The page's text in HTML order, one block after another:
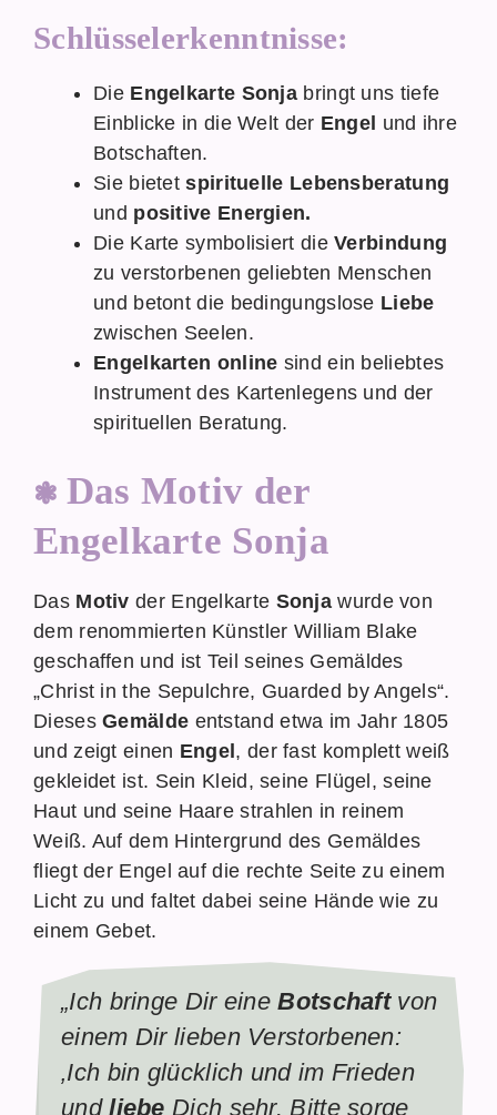
Schlüsselerkenntnisse:
Die Engelkarte Sonja bringt uns tiefe
Einblicke in die Welt der Engel und ihre
Botschaften.
Sie bietetspirituelle Lebensberatung
und positive Energien.
Die Karte symbolisiert dieVerbindung
zu verstorbenen geliebten Menschen
und betont die bedingungslose Liebe
zwischen Seelen.
Engelkarten online sind ein beliebtes
Instrument des Kartenlegens und der
spirituellen Beratung.
Das Motiv der
Engelkarte Sonja
Das Motiv der Engelkarte Sonja wurde von
dem renommierten Künstler William Blake
geschaffen und ist Teil seines Gemäldes
„Christ in the Sepulchre, Guarded by Angels“.
DiesesGemälde entstand etwa im Jahr 1805
und zeigt einen Engel, der fast komplett weiß
gekleidet ist. Sein Kleid, seine Flügel, seine
Haut und seine Haare strahlen in reinem
Weiß. Auf dem Hintergrund des Gemäldes
fliegt der Engel auf die rechte Seite zu einem
Licht zu und faltet dabei seine Hände wie zu
einem Gebet.
„Ich bringe Dir eineBotschaftvon
einem Dir lieben Verstorbenen:
‚Ich bin glücklich und im Frieden
undliebe Dich sehr. Bitte sorge